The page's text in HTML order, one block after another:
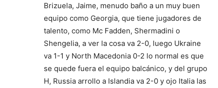
Brizuela, Jaime, menudo baño a un muy buen
equipo como Georgia, que tiene jugadores de
talento, como Mc Fadden, Shermadini o
Shengelia, a ver la cosa va 2-0, luego Ukraine
va 1-1 y North Macedonia 0-2 lo normal es que
se quede fuera el equipo balcánico, y del grupo
H, Russia arrollo a Islandia va 2-0 y ojo Italia las